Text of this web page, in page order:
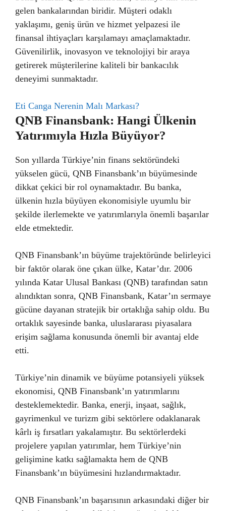
gelen bankalarından biridir. Müşteri odaklı
yaklaşımı, geniş ürün ve hizmet yelpazesi ile
finansal ihtiyaçları karşılamayı amaçlamaktadır.
Güvenilirlik, inovasyon ve teknolojiyi bir araya
getirerek müşterilerine kaliteli bir bankacılık
deneyimi sunmaktadır.
Eti Canga Nerenin Malı Markası?
QNB Finansbank: Hangi Ülkenin
Yatırımıyla Hızla Büyüyor?
Son yıllarda Türkiye’nin finans sektöründeki
yükselen gücü, QNB Finansbank’ın büyümesinde
dikkat çekici bir rol oynamaktadır. Bu banka,
ülkenin hızla büyüyen ekonomisiyle uyumlu bir
şekilde ilerlemekte ve yatırımlarıyla önemli başarılar
elde etmektedir.
QNB Finansbank’ın büyüme trajektöründe belirleyici
bir faktör olarak öne çıkan ülke, Katar’dır. 2006
yılında Katar Ulusal Bankası (QNB) tarafından satın
alındıktan sonra, QNB Finansbank, Katar’ın sermaye
gücüne dayanan stratejik bir ortaklığa sahip oldu. Bu
ortaklık sayesinde banka, uluslararası piyasalara
erişim sağlama konusunda önemli bir avantaj elde
etti.
Türkiye’nin dinamik ve büyüme potansiyeli yüksek
ekonomisi, QNB Finansbank’ın yatırımlarını
desteklemektedir. Banka, enerji, inşaat, sağlık,
gayrimenkul ve turizm gibi sektörlere odaklanarak
kârlı iş fırsatları yakalamıştır. Bu sektörlerdeki
projelere yapılan yatırımlar, hem Türkiye’nin
gelişimine katkı sağlamakta hem de QNB
Finansbank’ın büyümesini hızlandırmaktadır.
QNB Finansbank’ın başarısının arkasındaki diğer bir